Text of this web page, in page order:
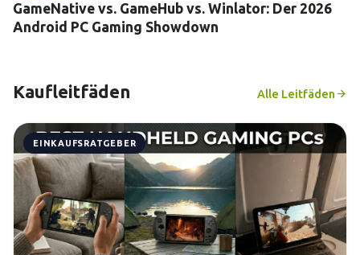
GameNative vs. GameHub vs. Winlator: Der 2026
Android PC Gaming Showdown
Kaufleitfäden Alle Leitfäden
EINKAUFSRATGEBER